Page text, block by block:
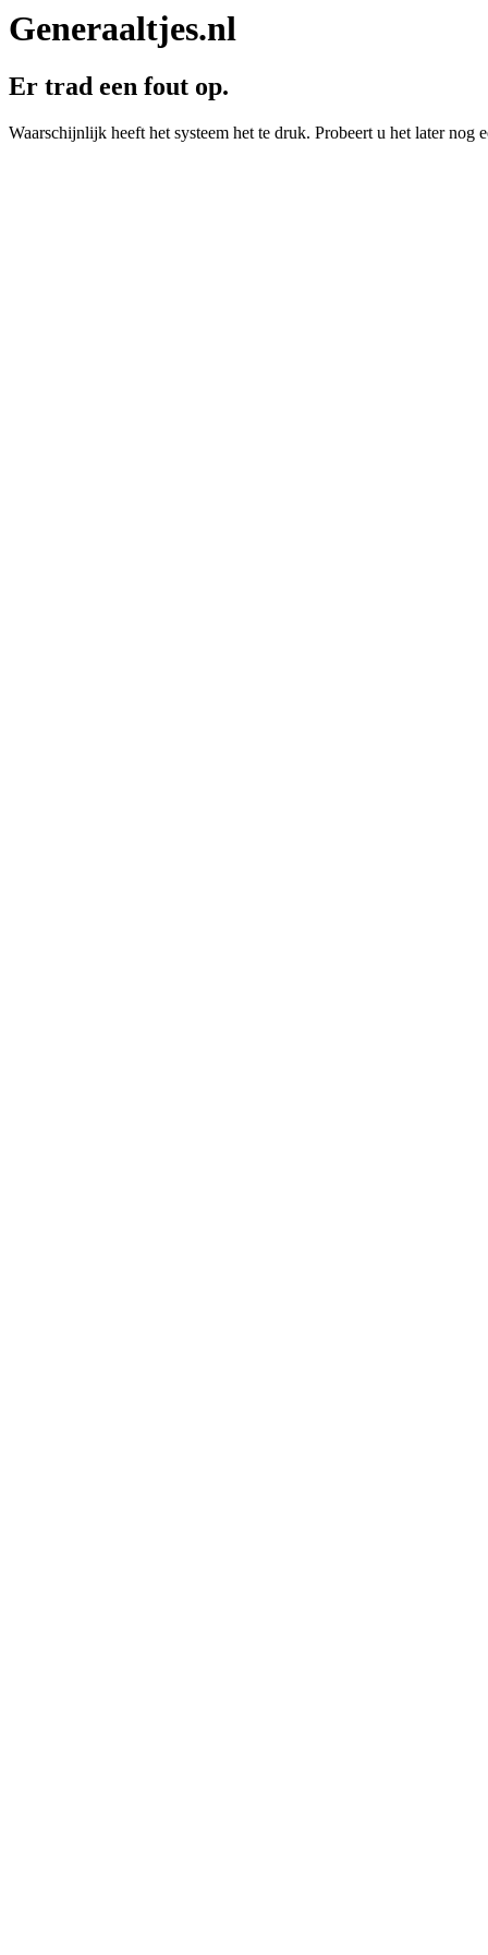
Generaaltjes.nl
Er trad een fout op.
Waarschijnlijk heeft het systeem het te druk. Probeert u het later nog